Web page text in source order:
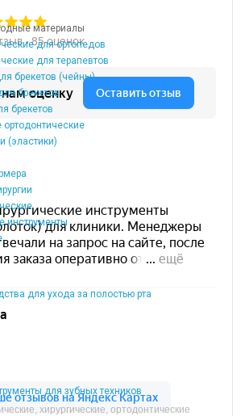
материалы
для ортопедов
для терапевтов
брекетов (чейны)
брекетов
брекетов
(эластики)
инструменты
для ухода за полостью рта
для зубных техников
хирургические, ортодонтические